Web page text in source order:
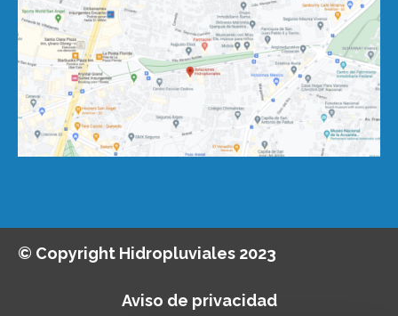
© Copyright Hidropluviales 2023
Aviso de privacidad